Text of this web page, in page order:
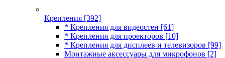
Крепления [392]
* Крепления для видеостен [61]
* Крепления для проекторов [10]
* Крепления для дисплеев и телевизоров [99]
Монтажные аксессуары для микрофонов [2]